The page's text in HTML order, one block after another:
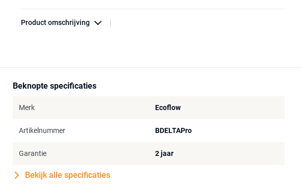
Product omschrijving
Beknopte specificaties
Merk Ecoflow
Artikelnummer BDELTAPro
Garantie 2 jaar
Bekijk alle specificaties